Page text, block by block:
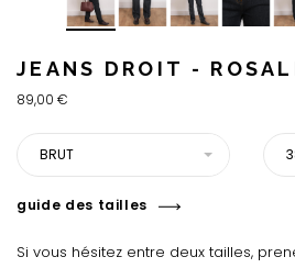
JEANS DROIT -
89,00 €
BRUT
guide des tailles
Si vous hésitez entre deux tailles,